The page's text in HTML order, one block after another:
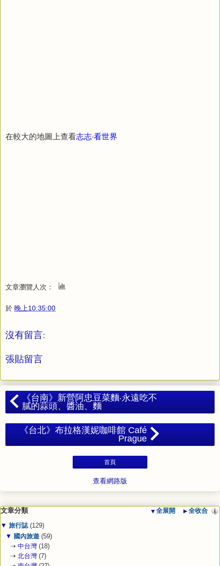
在較大的地圖上查看志志‧看世界
文章瀏覽人次：
於 晚上10:35:00
沒有留言:
張貼留言
《台南》新營阿忠豆菜麵‧永遠吃不
膩的蒜頭、醬油、麵
《台北》布拉格漢妮咖啡館 Café
Prague
首頁
查看網路版
▼ 全展開 ► 全收合
文章分類
▼ 旅行誌 (129)
▼ 國內旅遊 (59)
⇢ 中台灣 (18)
⇢ 北台灣 (7)